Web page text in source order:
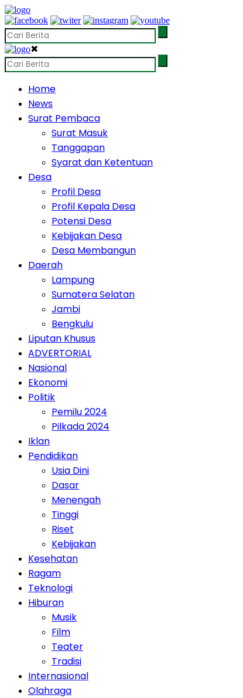
✖
Home
News
Surat Pembaca
Surat Masuk
Tanggapan
Syarat dan Ketentuan
Desa
Profil Desa
Profil Kepala Desa
Potensi Desa
Kebijakan Desa
Desa Membangun
Daerah
Lampung
Sumatera Selatan
Jambi
Bengkulu
Liputan Khusus
ADVERTORIAL
Nasional
Ekonomi
Politik
Pemilu 2024
Pilkada 2024
Iklan
Pendidikan
Usia Dini
Dasar
Menengah
Tinggi
Riset
Kebijakan
Kesehatan
Ragam
Teknologi
Hiburan
Musik
Film
Teater
Tradisi
Internasional
Olahraga